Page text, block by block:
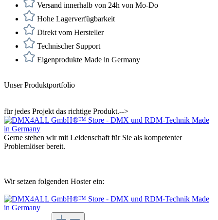
Versand innerhalb von 24h von Mo-Do
Hohe Lagerverfügbarkeit
Direkt vom Hersteller
Technischer Support
Eigenprodukte Made in Germany
Unser Produktportfolio
für jedes Projekt das richtige Produkt.-->
Gerne stehen wir mit Leidenschaft für Sie als kompetenter
Problemlöser bereit.
Wir setzen folgenden Hoster ein: